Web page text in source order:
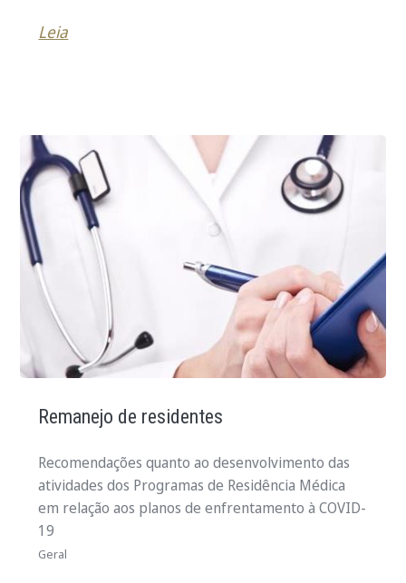
Leia
Remanejo de residentes
Recomendações quanto ao desenvolvimento das
atividades dos Programas de Residência Médica
em relação aos planos de enfrentamento à COVID-
19
Geral